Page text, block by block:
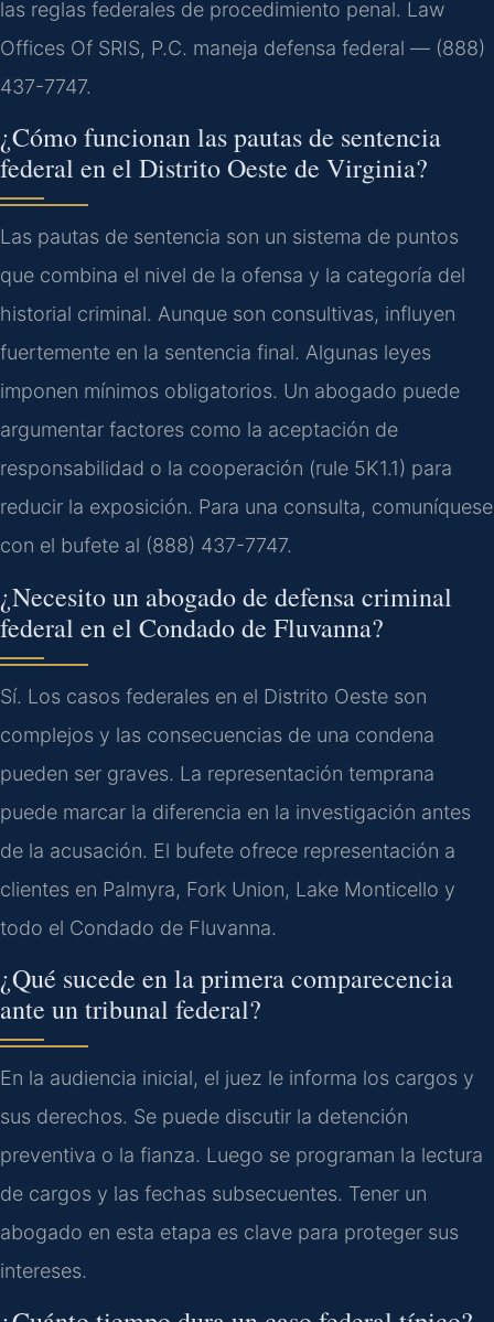
las reglas federales de procedimiento penal. Law
Offices Of SRIS, P.C. maneja defensa federal — (888)
437-7747.
¿Cómo funcionan las pautas de sentencia
federal en el Distrito Oeste de Virginia?
Las pautas de sentencia son un sistema de puntos
que combina el nivel de la ofensa y la categoría del
historial criminal. Aunque son consultivas, influyen
fuertemente en la sentencia final. Algunas leyes
imponen mínimos obligatorios. Un abogado puede
argumentar factores como la aceptación de
responsabilidad o la cooperación (rule 5K1.1) para
reducir la exposición. Para una consulta, comuníquese
con el bufete al (888) 437-7747.
¿Necesito un abogado de defensa criminal
federal en el Condado de Fluvanna?
Sí. Los casos federales en el Distrito Oeste son
complejos y las consecuencias de una condena
pueden ser graves. La representación temprana
puede marcar la diferencia en la investigación antes
de la acusación. El bufete ofrece representación a
clientes en Palmyra, Fork Union, Lake Monticello y
todo el Condado de Fluvanna.
¿Qué sucede en la primera comparecencia
ante un tribunal federal?
En la audiencia inicial, el juez le informa los cargos y
sus derechos. Se puede discutir la detención
preventiva o la fianza. Luego se programan la lectura
de cargos y las fechas subsecuentes. Tener un
abogado en esta etapa es clave para proteger sus
intereses.